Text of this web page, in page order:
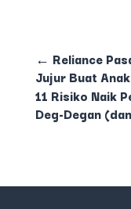
← Reliance
Jujur Buat
11 Risiko Naik
Deg-Degan